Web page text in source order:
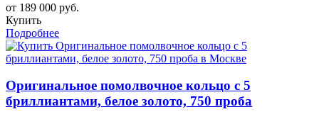
от 189 000 руб.
Купить
Подробнее
Оригинальное помолвочное кольцо с 5
бриллиантами, белое золото, 750 проба